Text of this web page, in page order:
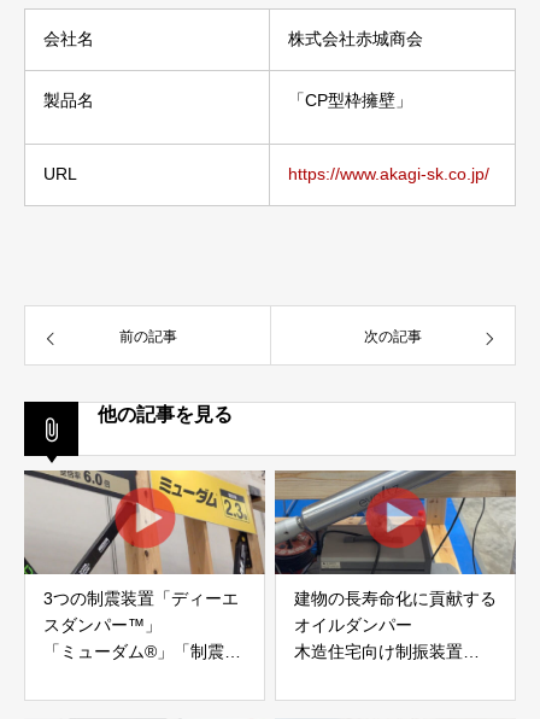
会社名 株式会社赤城商会
製品名 「CP型枠擁壁」
URL https://www.akagi-sk.co.jp/
前の記事 次の記事
他の記事を見る
3つの制震装置「ディーエ
スダンパー™」
「ミューダム®」「制震テ
アイディールブレーン株式
建物の長寿命化に貢献する
オイルダンパー
木造住宅向け制振装置
株式会社evoltz